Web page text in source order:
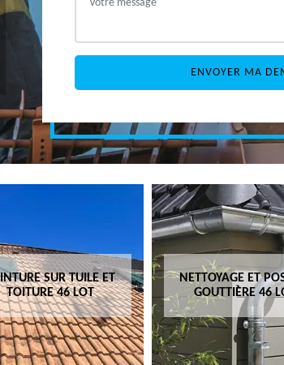
SUR TUILE ET
TOITURE 46 LOT
NETTOYAGE ET
GOUTTIÈRE 46